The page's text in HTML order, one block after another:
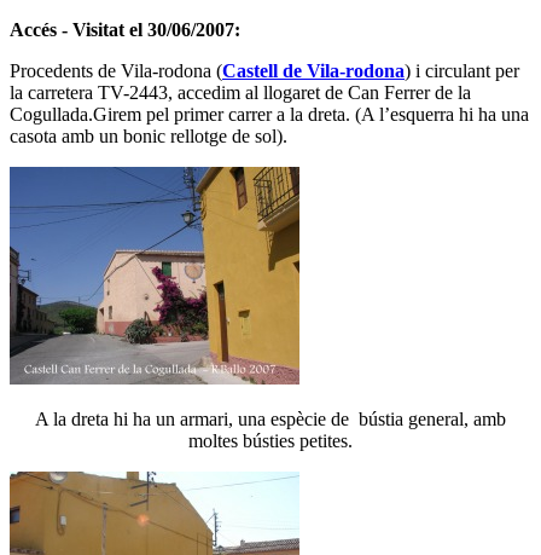
Accés - Visitat el 30/06/2007:
Procedents de Vila-rodona (Castell de Vila-rodona) i circulant per
la carretera TV-2443, accedim al llogaret de Can Ferrer de la
Cogullada.Girem pel primer carrer a la dreta. (A l’esquerra hi ha una
casota amb un bonic rellotge de sol).
A la dreta hi ha un armari, una espècie de bústia general, amb
moltes bústies petites.